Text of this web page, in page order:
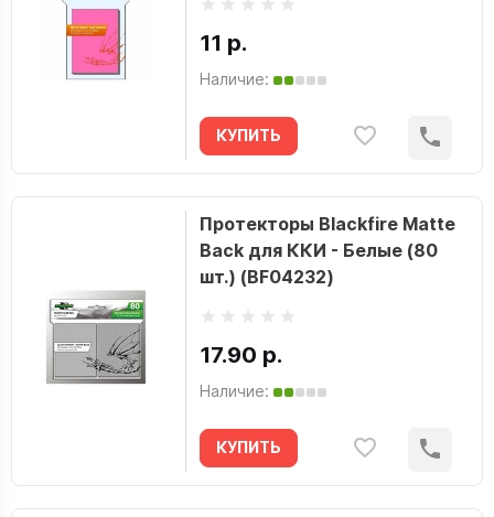
11 р.
Наличие:
КУПИТЬ
Протекторы Blackfire Matte
Back для ККИ - Белые (80
шт.) (BF04232)
17.90 р.
Наличие:
КУПИТЬ